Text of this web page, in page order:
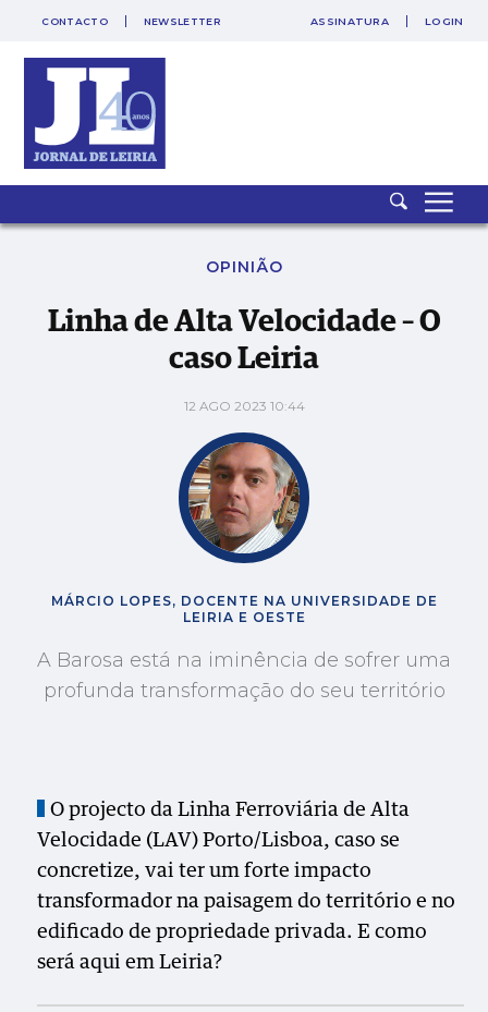
CONTACTO NEWSLETTER ASSINATURA LOGIN
Linha de Alta Velocidade – O caso Leiria
OPINIÃO
Linha de Alta Velocidade – O
caso Leiria
12 AGO 2023 10:44
MÁRCIO LOPES, DOCENTE NA UNIVERSIDADE DE
LEIRIA E OESTE
A Barosa está na iminência de sofrer uma
profunda transformação do seu território
O projecto da Linha Ferroviária de Alta
Velocidade (LAV) Porto/Lisboa, caso se
concretize, vai ter um forte impacto
transformador na paisagem do território e no
edificado de propriedade privada. E como
será aqui em Leiria?